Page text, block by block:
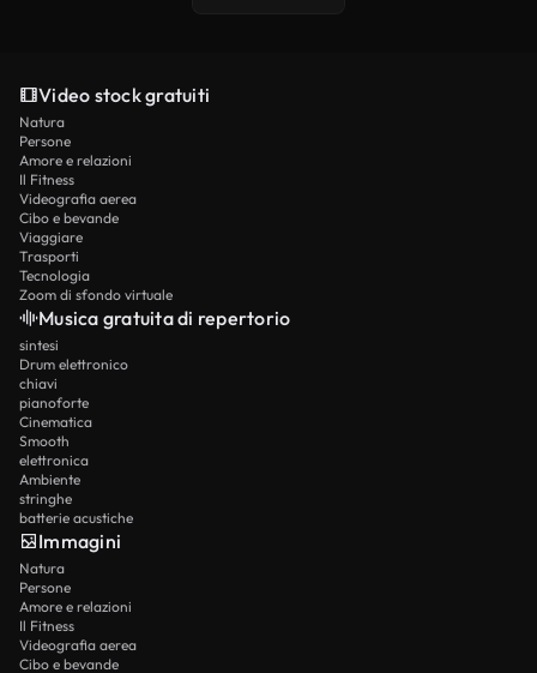
Video stock gratuiti
Natura
Persone
Amore e relazioni
Il Fitness
Videografia aerea
Cibo e bevande
Viaggiare
Trasporti
Tecnologia
Zoom di sfondo virtuale
Musica gratuita di repertorio
sintesi
Drum elettronico
chiavi
pianoforte
Cinematica
Smooth
elettronica
Ambiente
stringhe
batterie acustiche
Immagini
Natura
Persone
Amore e relazioni
Il Fitness
Videografia aerea
Cibo e bevande